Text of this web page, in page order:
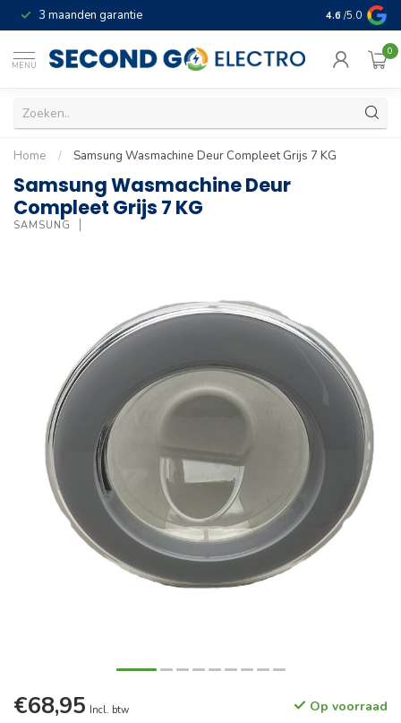
3 maanden garantie Geld terug
4.6 /5.0
MENU
0
Home / Samsung Wasmachine Deur Compleet Grijs 7 KG
Samsung Wasmachine Deur
Compleet Grijs 7 KG
SAMSUNG
€68,95 Incl. btw Op voorraad